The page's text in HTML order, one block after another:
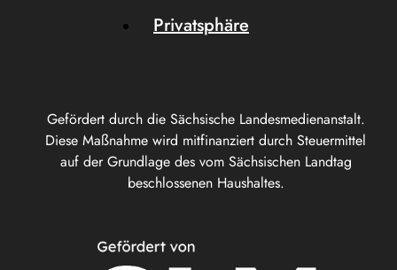
Gefördert durch die Sächsische Landesmedienanstalt.
Diese Maßnahme wird mitfinanziert durch Steuermittel
auf der Grundlage des vom Sächsischen Landtag
beschlossenen Haushaltes.
Privatsphäre